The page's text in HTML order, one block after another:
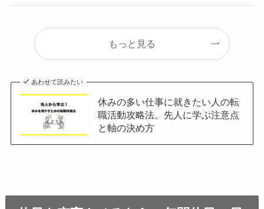
もっと見る
あわせて読みたい
休みの多い仕事に就きたい人の転
職活動攻略法。先人に学ぶ注意点
と軸の決め方